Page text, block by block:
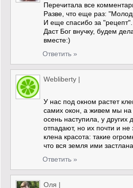
Перечитала все
Разве, что еще раз:
И еще спасибо за "рецепт".
Даст Бог внучку, будем
вместе:)
Ответить »
Webliberty |
У нас под окном растет
самих окон, а живем мы на
осень наступила, у других
отпадают, но их почти и не
клена красота: такие
что вся земля ими
Ответить »
Оля |